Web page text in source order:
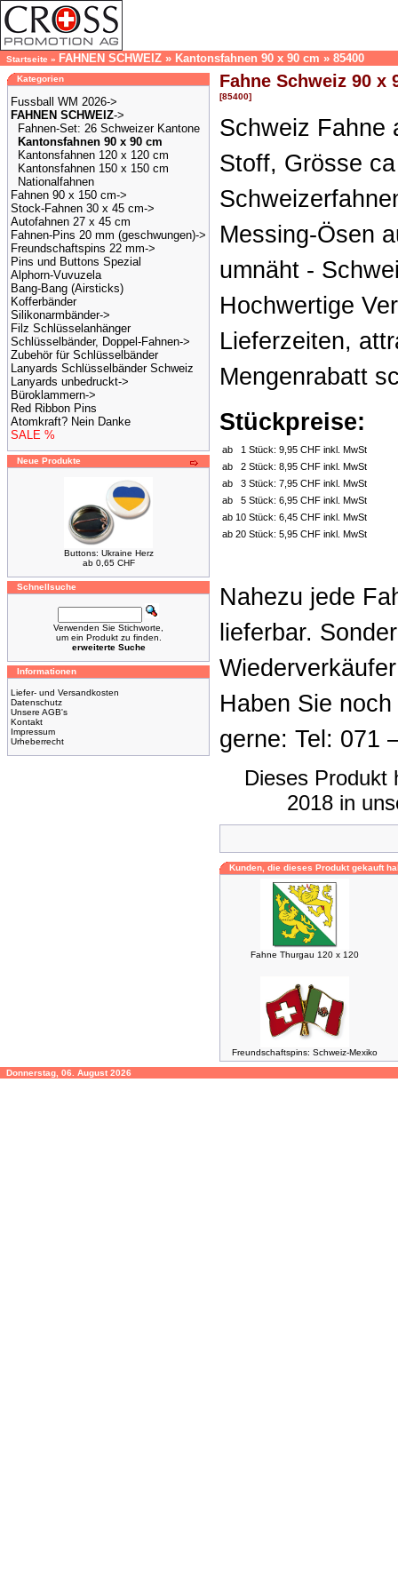
Startseite » FAHNEN SCHWEIZ » Kantonsfahnen 90 x 90 cm » 85400
Kategorien
Fussball WM 2026->
FAHNEN SCHWEIZ->
Fahnen-Set: 26 Schweizer Kantone
Kantonsfahnen 90 x 90 cm
Kantonsfahnen 120 x 120 cm
Kantonsfahnen 150 x 150 cm
Nationalfahnen
Fahnen 90 x 150 cm->
Stock-Fahnen 30 x 45 cm->
Autofahnen 27 x 45 cm
Fahnen-Pins 20 mm (geschwungen)->
Freundschaftspins 22 mm->
Pins und Buttons Spezial
Alphorn-Vuvuzela
Bang-Bang (Airsticks)
Kofferbänder
Silikonarmbänder->
Filz Schlüsselanhänger
Schlüsselbänder, Doppel-Fahnen->
Zubehör für Schlüsselbänder
Lanyards Schlüsselbänder Schweiz
Lanyards unbedruckt->
Büroklammern->
Red Ribbon Pins
Atomkraft? Nein Danke
SALE %
Neue Produkte
Buttons: Ukraine Herz
ab 0,65 CHF
Schnellsuche
Verwenden Sie Stichworte,
um ein Produkt zu finden.
erweiterte Suche
Informationen
Liefer- und Versandkosten
Datenschutz
Unsere AGB's
Kontakt
Impressum
Urheberrecht
Fahne Schweiz 90 x
[85400]
Schweiz Fahne
Stoff, Grösse
Messing-Ösen
umnäht -
Hochwertige
Lieferzeiten,
Mengenrabatt
Stückpreise:
ab 1 Stück: 9,95 CHF inkl. MwSt
ab
2 Stück: 8,95 CHF inkl. MwSt
ab
3 Stück: 7,95 CHF inkl. MwSt
ab
5 Stück: 6,95 CHF inkl. MwSt
ab 10 Stück: 6,45 CHF inkl. MwSt
ab 20 Stück: 5,95 CHF inkl. MwSt
Nahezu jede
lieferbar.
Haben Sie
gerne: Tel: 071
Dieses Produkt
2018 in
Kunden, die dieses Produkt gekauft
Fahne Thurgau 120 x 120
Freundschaftspins: Schweiz-Mexiko
Donnerstag, 06. August 2026